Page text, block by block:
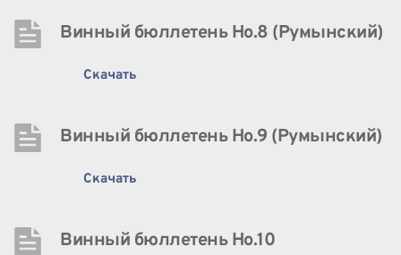
Винный бюллетень Нo.8 (Румынский)
Скачать
Винный бюллетень Нo.9 (Румынский)
Скачать
Винный бюллетень Нo.10